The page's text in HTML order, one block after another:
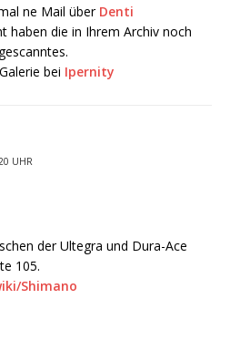
ne Mail über Denti
haben die in Ihrem Archiv noch
bei Ipernity
UHR
der Ultegra und Dura-Ace
105.
Shimano